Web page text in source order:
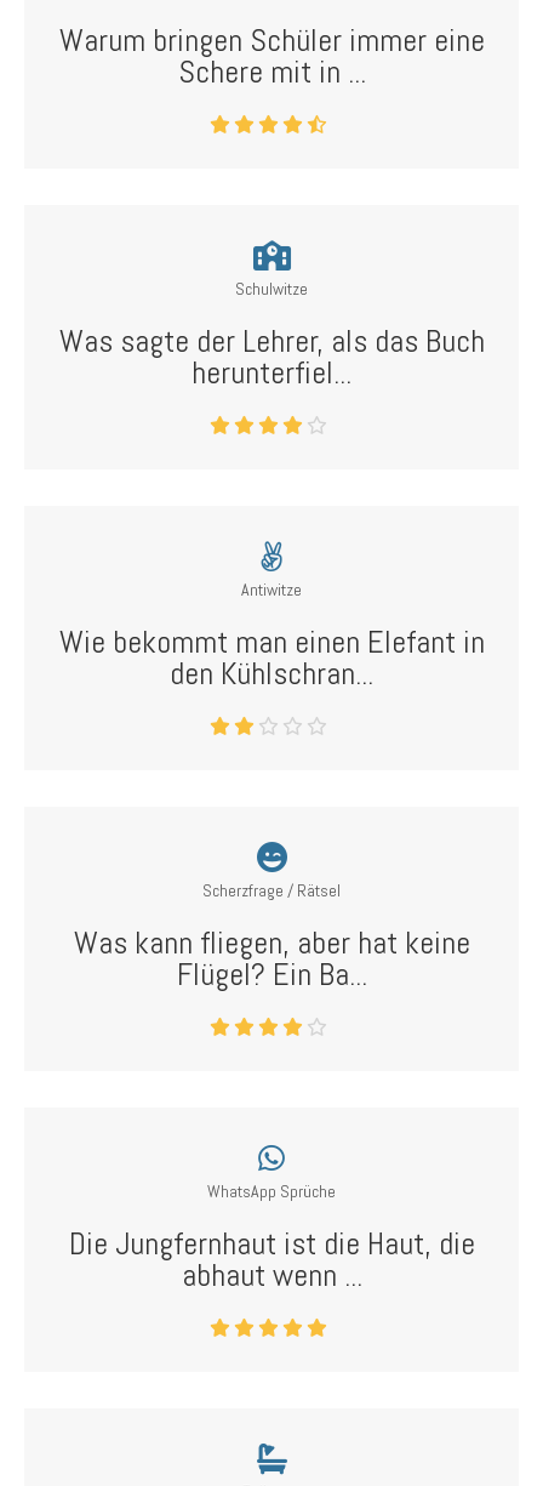
Warum bringen Schüler immer eine
Schere mit in ...
Schulwitze
Was sagte der Lehrer, als das Buch
herunterfiel...
Antiwitze
Wie bekommt man einen Elefant in
den Kühlschran...
Scherzfrage / Rätsel
Was kann fliegen, aber hat keine
Flügel? Ein Ba...
WhatsApp Sprüche
Die Jungfernhaut ist die Haut, die
abhaut wenn ...